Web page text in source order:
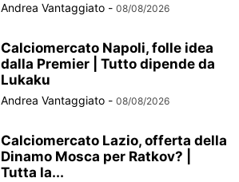
Andrea Vantaggiato - 08/08/2026
Calciomercato Napoli, folle idea
dalla Premier | Tutto dipende da
Lukaku
Andrea Vantaggiato - 08/08/2026
Calciomercato Lazio, offerta della
Dinamo Mosca per Ratkov? |
Tutta la...